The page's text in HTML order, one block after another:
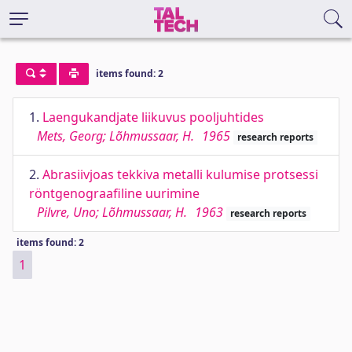
items found: 2
1. Laengukandjate liikuvus pooljuhtides
Mets, Georg; Lõhmussaar, H. 1965 research reports
2. Abrasiivjoas tekkiva metalli kulumise protsessi
röntgenograafiline uurimine
Pilvre, Uno; Lõhmussaar, H. 1963 research reports
items found: 2
1